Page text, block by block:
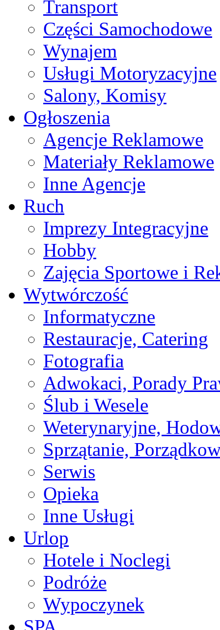
Transport
Części Samochodowe
Wynajem
Usługi Motoryzacyjne
Salony, Komisy
Ogłoszenia
Agencje Reklamowe
Materiały Reklamowe
Inne Agencje
Ruch
Imprezy Integracyjne
Hobby
Zajęcia Sportowe i
Wytwórczość
Informatyczne
Restauracje, Catering
Fotografia
Adwokaci, Porady
Ślub i Wesele
Weterynaryjne,
Sprzątanie,
Serwis
Opieka
Inne Usługi
Urlop
Hotele i Noclegi
Podróże
Wypoczynek